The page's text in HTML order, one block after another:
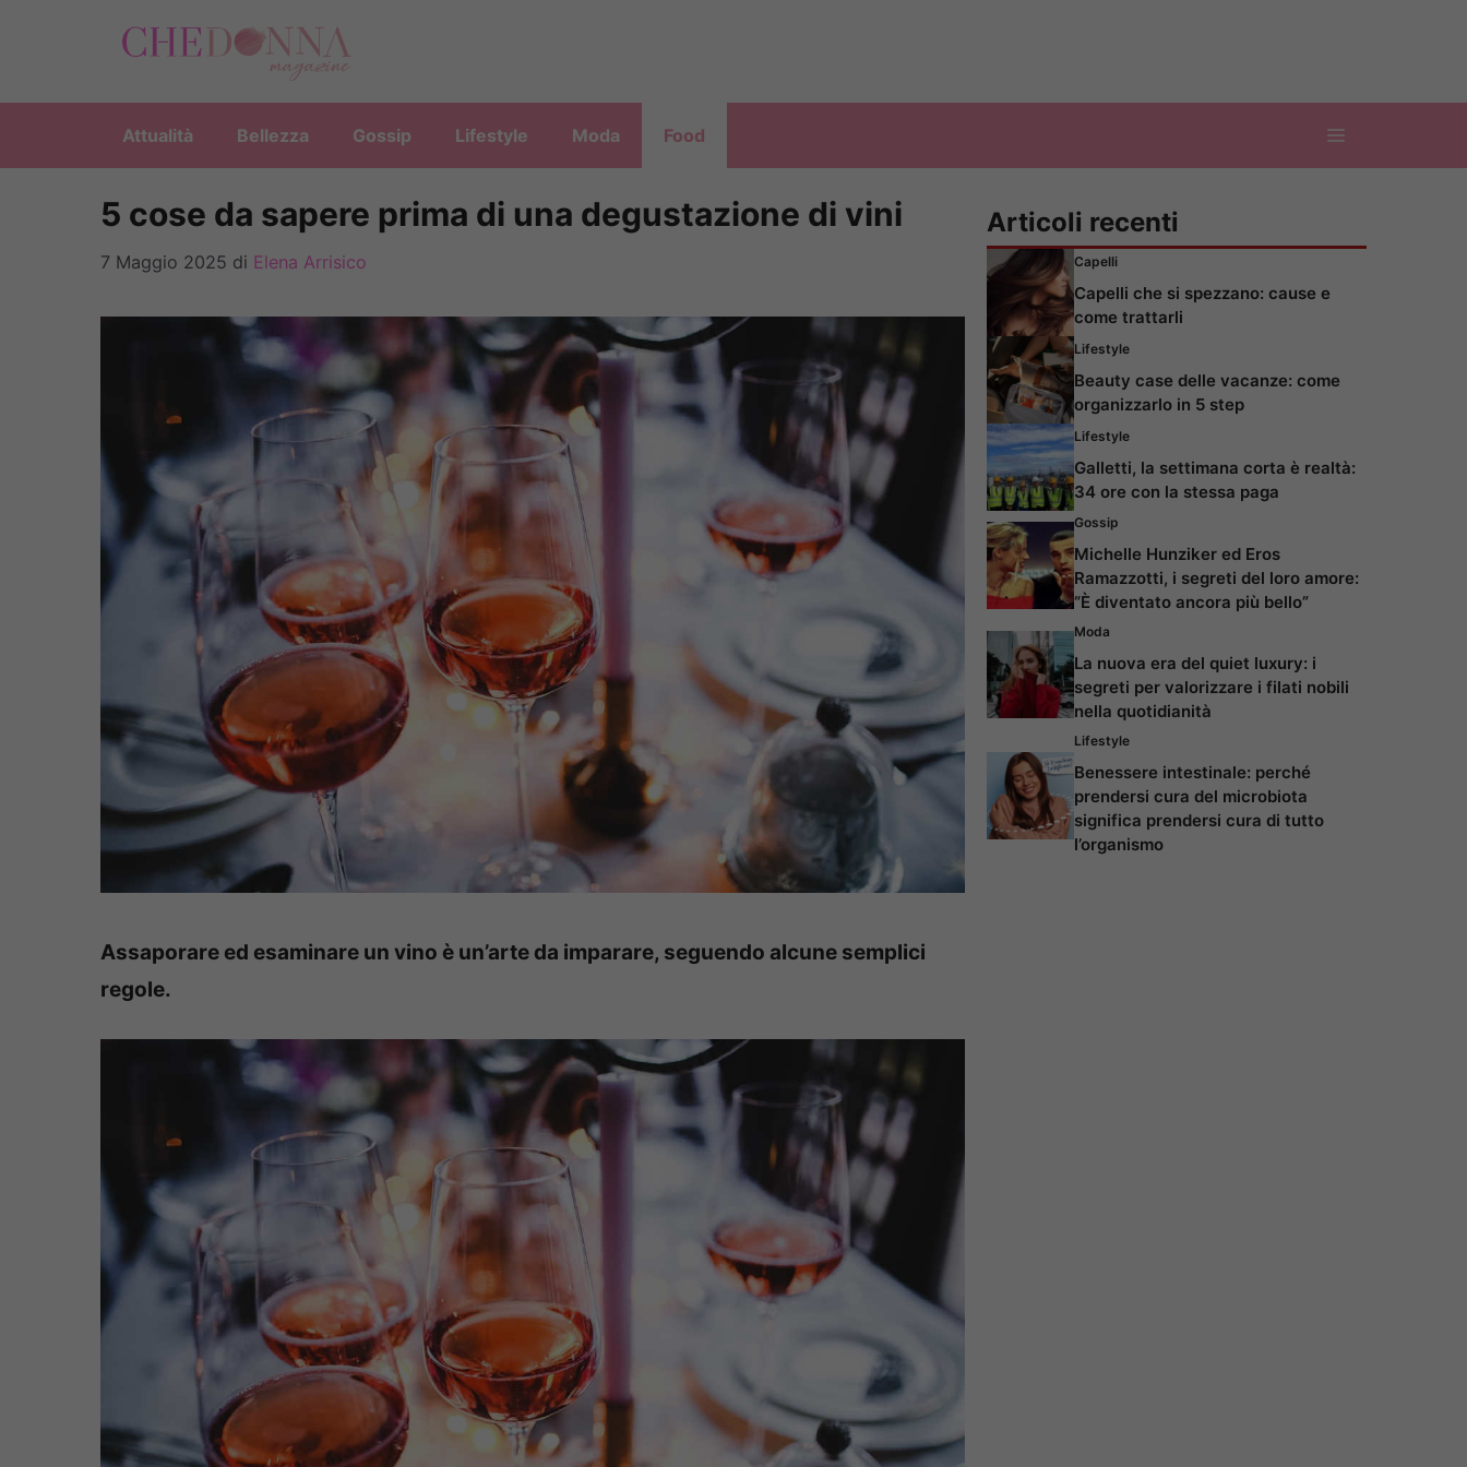
Attualità Bellezza Gossip Lifestyle Moda Food
5 cose da sapere prima di una degustazione di vini
7 Maggio 2025 di Elena Arrisico
Assaporare ed esaminare un vino è un’arte da imparare, seguendo alcune semplici
regole.
Articoli recenti
Capelli
Capelli che si spezzano: cause e
come trattarli
Lifestyle
Beauty case delle vacanze: come
organizzarlo in 5 step
Lifestyle
Galletti, la settimana corta è realtà:
34 ore con la stessa paga
Gossip
Michelle Hunziker ed Eros
Ramazzotti, i segreti del loro amore:
“È diventato ancora più bello”
Moda
La nuova era del quiet luxury: i
segreti per valorizzare i filati nobili
nella quotidianità
Lifestyle
Benessere intestinale: perché
prendersi cura del microbiota
significa prendersi cura di tutto
l’organismo